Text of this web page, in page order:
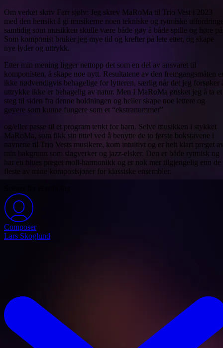
Om verket skriv Farr sjølv: Jeg skrev MaRoMa til Trio Vest i 2023
med den hensikt å gi musikerne noen tekniske og rytmiske
samtidig som musikken skulle være både gøy å både spille og høre
Som komponist bruker jeg mye tid og krefter på lete etter, og skape
nye lyder og uttrykk.
Etter min mening ligger nettopp det som en del av ansvaret til
komponisten, å skape noe nytt. Resultatene av den fremgangsmåten
ikke nødvendigvis behagelige for lytteren, særlig når det jeg forsøker
uttrykke ikke er behagelig av natur. Men I MaRoMa ønsket jeg å ta et
steg til siden fra denne holdningen og heller skape noe lettere og
gøyere som kunne fungere som et “ekstranummer”
og/eller passe til et program tenkt for barn. Selve musikken i stykket
MaRoMa, som fikk sin tittel ved å benytte de to første bokstavene i
navnene til Trio Vests musikere, kom intuitivt og er helt klart preget
min bakgrunn som slagverker og jazz-elsker. Den er både rytmisk og
har en blues preget moll-harmonikk og er nok mer tilgjengelig enn de
fleste av mine komposisjoner for klassiske ensembler.
Composer
Lars Skoglund